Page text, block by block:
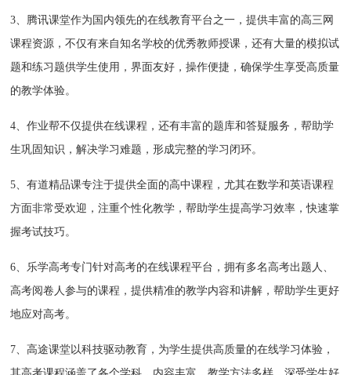
3、腾讯课堂作为国内领先的在线教育平台之一，‌提供丰富的高三网
课程资源，‌不仅有来自知名学校的优秀教师授课，‌还有大量的模拟试
题和练习题供学生使用，‌界面友好，‌操作便捷，‌确保学生享受高质量
的教学体验。‌
4、作业帮不仅提供在线课程，‌还有丰富的题库和答疑服务，‌帮助学
生巩固知识，‌解决学习难题，‌形成完整的学习闭环。‌
5、有道精品课专注于提供全面的高中课程，‌尤其在数学和英语课程
方面非常受欢迎，‌注重个性化教学，‌帮助学生提高学习效率，‌快速掌
握考试技巧。‌
6、乐学高考专门针对高考的在线课程平台，‌拥有多名高考出题人、‌
高考阅卷人参与的课程，‌提供精准的教学内容和讲解，‌帮助学生更好
地应对高考。‌
7、高途课堂以科技驱动教育，‌为学生提供高质量的在线学习体验，‌